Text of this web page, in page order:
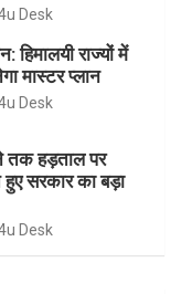
Desk
हिमालयी राज्यों में
मास्टर प्लान
Desk
तक हड़ताल पर
हुए सरकार का बड़ा
Desk